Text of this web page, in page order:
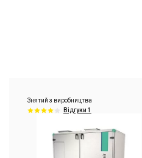
Припливно-витяжна установка
Systemair Topvex TR03 HWH-R-
Знятий з виробництва
Відгуки 1